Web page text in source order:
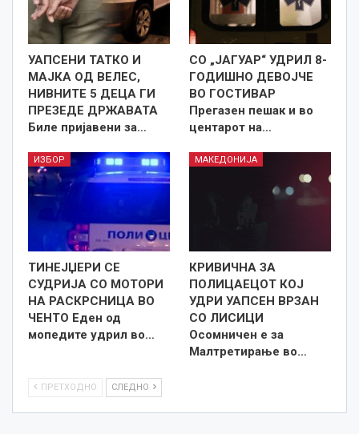
УАПСЕНИ ТАТКО И
МАЈКА ОД ВЕЛЕС,
НИВНИТЕ 5 ДЕЦА ГИ
ПРЕЗЕДЕ ДРЖАВАТА
Биле пријавени за…
СО „ЈАГУАР“ УДРИЛ 8-
ГОДИШНО ДЕВОЈЧЕ
ВО ГОСТИВАР
Прегазен пешак и во
центарот на…
ИЗБОР
ТИНЕЈЏЕРИ СЕ
СУДРИЈА СО МОТОРИ
НА РАСКРСНИЦА ВО
ЧЕНТО Еден од
мопедите удрил во…
МАКЕДОНИЈА
КРИВИЧНА ЗА
ПОЛИЦАЕЦОТ КОЈ
УДРИ УАПСЕН ВРЗАН
СО ЛИСИЦИ
Осомничен е за
Малтретирање во…
ПРЕТХОДНО СЛЕДНО